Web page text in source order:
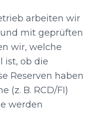
arbeiten wir
mit geprüften
wir, welche
ist, ob die
Reserven haben
(z. B. RCD/FI)
werden